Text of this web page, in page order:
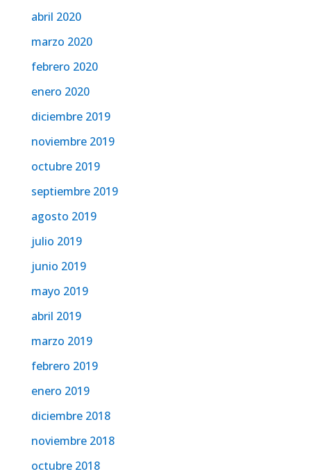
abril 2020
marzo 2020
febrero 2020
enero 2020
diciembre 2019
noviembre 2019
octubre 2019
septiembre 2019
agosto 2019
julio 2019
junio 2019
mayo 2019
abril 2019
marzo 2019
febrero 2019
enero 2019
diciembre 2018
noviembre 2018
octubre 2018